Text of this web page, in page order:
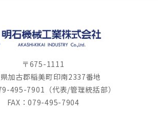
〒675-1111
加古郡稲美町印南2337番地
495-7901（代表/管理統括部）
FAX：079-495-7904